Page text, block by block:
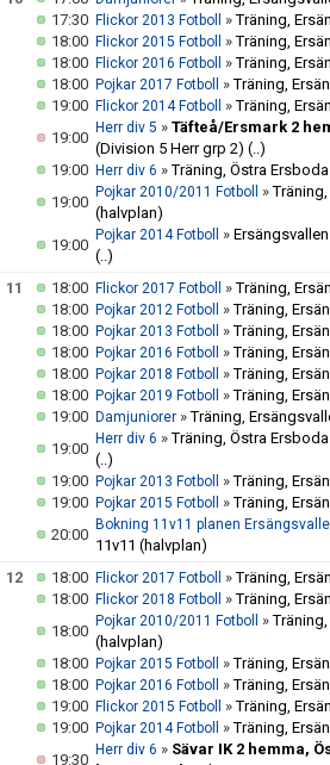
17:30 Flickor 2013 Fotboll »Träning,
18:00 Flickor 2015 Fotboll »Träning,
18:00 Flickor 2016 Fotboll »Träning,
18:00 Pojkar 2017 Fotboll »Träning,
19:00 Flickor 2014 Fotboll »Träning,
19:00
Herr div 5 » Täfteå/Ersmark 2
(Division 5 Herr grp 2) (..)
19:00 Herr div 6 »Träning, Östra
19:00
Pojkar 2010/2011 Fotboll »
(halvplan)
19:00
Pojkar 2014 Fotboll »
(..)
11
18:00 Flickor 2017 Fotboll »Träning,
18:00 Pojkar 2012 Fotboll »Träning,
18:00 Pojkar 2013 Fotboll »Träning,
18:00 Pojkar 2016 Fotboll »Träning,
18:00 Pojkar 2018 Fotboll »Träning,
18:00 Pojkar 2019 Fotboll »Träning,
19:00 Damjuniorer »Träning,
19:00
Herr div 6 »Träning, Östra
(..)
19:00 Pojkar 2013 Fotboll »Träning,
19:00 Pojkar 2015 Fotboll »Träning,
20:00
Bokning 11v11 planen
11v11 (halvplan)
12
18:00 Flickor 2017 Fotboll »Träning,
18:00 Flickor 2018 Fotboll »Träning,
18:00
Pojkar 2010/2011 Fotboll »
(halvplan)
18:00 Pojkar 2015 Fotboll »Träning,
18:00 Pojkar 2016 Fotboll »Träning,
19:00 Flickor 2015 Fotboll »Träning,
19:00 Pojkar 2014 Fotboll »Träning,
19:30
Herr div 6 » Sävar IK 2 hemma,